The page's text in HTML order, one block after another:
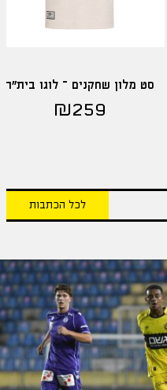
סט מלון שחקנים – לוגו בית"ר
₪259
לכל הכתבות